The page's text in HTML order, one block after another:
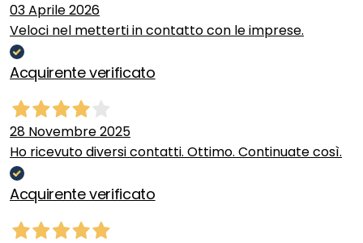
03 Aprile 2026
Veloci nel metterti in contatto con le imprese.
Acquirente verificato
28 Novembre 2025
Ho ricevuto diversi contatti. Ottimo. Continuate così.
Acquirente verificato